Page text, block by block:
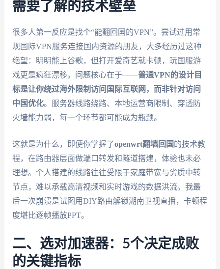
需要了解的技术壁垒
很多人第一反应是找个“能翻回国的VPN”。尝试过用常
规国际VPN服务连接国内资源的朋友，大多经历过这种
绝望：明明能上谷歌，但打开爱奇艺就卡顿，玩国服游
戏更是疯狂漂移。问题核心在于——普通VPN的设计目
标是让你绕过海外限制访问国际互联网，而非针对访问
中国优化。服务器线路绕路、本地运营商限制、穿透防
火墙能力弱，每一个环节都可能成为瓶颈。
这就是为什么，即便你掌握了openwrt翻墙回国 的技术教
程，在路由器层面做端口转发和隧道搭建，体验也未必
理想。个人搭建的线路往往受限于家庭带宽与劣质中转
节点，难以承载高清视频和实时游戏的数据洪流。我最
后一次崩溃是试图用DIY路由解锁湖南卫视直播，卡顿程
度堪比逐帧播放PPT。
二、选对加速器：5个决定成败
的关键指标